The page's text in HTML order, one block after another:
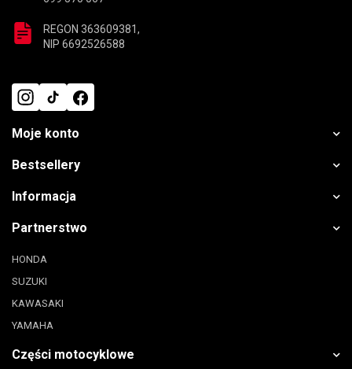
REGON 363609381,
NIP 6692526588
Moje konto
Bestsellery
Informacja
Partnerstwo
HONDA
SUZUKI
KAWASAKI
YAMAHA
Części motocyklowe